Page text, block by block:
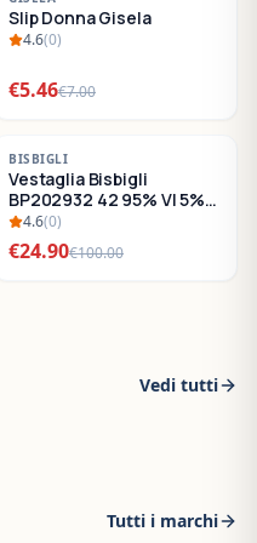
SALDI
Slip Donna Gisela
4.6(0)
€5.46€7.00
-75 %
SALDI
BISBIGLI
Vestaglia Bisbigli
BP202932 42 95% VI 5%
EA4.6(0)
€24.90€100.00
Vedi tutti
Tutti i marchi